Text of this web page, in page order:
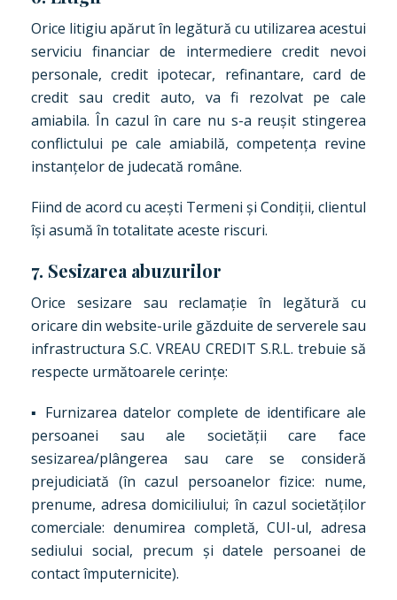
Orice litigiu apărut în legătură cu utilizarea acestui
serviciu financiar de intermediere credit nevoi
personale, credit ipotecar, refinantare, card de
credit sau credit auto, va fi rezolvat pe cale
amiabila. În cazul în care nu s-a reușit stingerea
conflictului pe cale amiabilă, competența revine
instanțelor de judecată române.
Fiind de acord cu acești Termeni și Condiții, clientul
își asumă în totalitate aceste riscuri.
7. Sesizarea abuzurilor
Orice sesizare sau reclamație în legătură cu
oricare din website-urile găzduite de serverele sau
infrastructura S.C. VREAU CREDIT S.R.L. trebuie să
respecte următoarele cerințe:
▪ Furnizarea datelor complete de identificare ale
persoanei sau ale societății care face
sesizarea/plângerea sau care se consideră
prejudiciată (în cazul persoanelor fizice: nume,
prenume, adresa domiciliului; în cazul societăților
comerciale: denumirea completă, CUI-ul, adresa
sediului social, precum și datele persoanei de
contact împuternicite).